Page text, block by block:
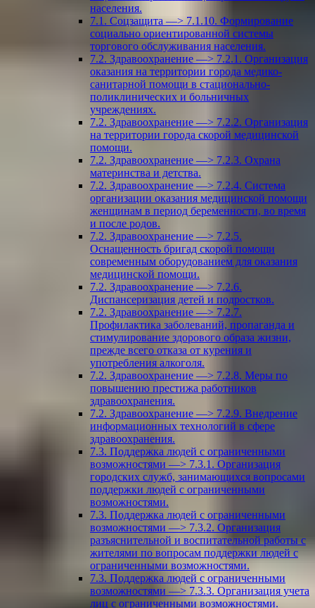
населения.
7.1. Соцзащита —> 7.1.10. Формирование
социально ориентированной системы
торгового обслуживания населения.
7.2. Здравоохранение —> 7.2.1. Организация
оказания на территории города медико-
санитарной помощи в стационально-
поликлинических и больничных
учреждениях.
7.2. Здравоохранение —> 7.2.2. Организация
на территории города скорой медицинской
помощи.
7.2. Здравоохранение —> 7.2.3. Охрана
материнства и детства.
7.2. Здравоохранение —> 7.2.4. Система
организации оказания медицинской помощи
женщинам в период беременности, во время
и после родов.
7.2. Здравоохранение —> 7.2.5.
Оснащенность бригад скорой помощи
современным оборудованием для оказания
медицинской помощи.
7.2. Здравоохранение —> 7.2.6.
Диспансеризация детей и подростков.
7.2. Здравоохранение —> 7.2.7.
Профилактика заболеваний, пропаганда и
стимулирование здорового образа жизни,
прежде всего отказа от курения и
употребления алкоголя.
7.2. Здравоохранение —> 7.2.8. Меры по
повышению престижа работников
здравоохранения.
7.2. Здравоохранение —> 7.2.9. Внедрение
информационных технологий в сфере
здравоохранения.
7.3. Поддержка людей с ограниченными
возможностями —> 7.3.1. Организация
городских служб, занимающихся вопросами
поддержки людей с ограниченными
возможностями.
7.3. Поддержка людей с ограниченными
возможностями —> 7.3.2. Организация
разъяснительной и воспитательной работы с
жителями по вопросам поддержки людей с
ограниченными возможностями.
7.3. Поддержка людей с ограниченными
возможностями —> 7.3.3. Организация учета
лиц с ограниченными возможностями.